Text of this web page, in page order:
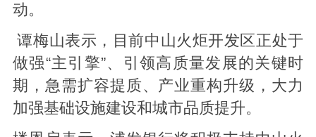
动。
谭梅山表示，目前中山火炬开发区正处于
做强“主引擎”、引领高质量发展的关键时
期，急需扩容提质、产业重构升级，大力
加强基础设施建设和城市品质提升。